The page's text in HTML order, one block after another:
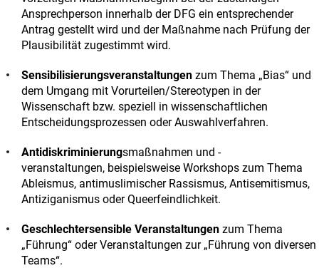
Ansprechperson innerhalb der DFG ein entsprechender
Antrag gestellt wird und der Maßnahme nach Prüfung der
Plausibilität zugestimmt wird.
Sensibilisierungsveranstaltungen zum Thema „Bias“ und
dem Umgang mit Vorurteilen/Stereotypen in der
Wissenschaft bzw. speziell in wissenschaftlichen
Entscheidungsprozessen oder Auswahlverfahren.
Antidiskriminierungsmaßnahmen und -
veranstaltungen, beispielsweise Workshops zum Thema
Ableismus, antimuslimischer Rassismus, Antisemitismus,
Antiziganismus oder Queerfeindlichkeit.
Geschlechtersensible Veranstaltungen zum Thema
„Führung“ oder Veranstaltungen zur „Führung von diversen
Teams“.